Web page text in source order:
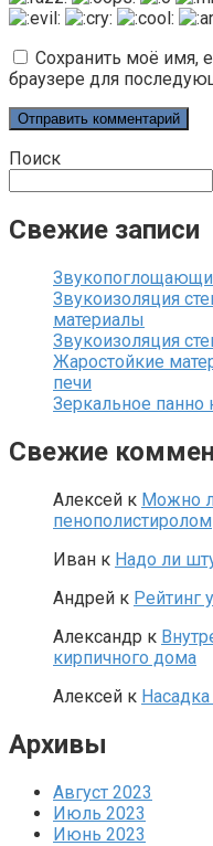
Сохранить моё имя,
браузере для
Поиск
Свежие записи
Звукоизоляция
материалы
Звукоизоляция
Жаростойкие
печи
Зеркальное панно
Свежие
Алексей к Можно
пенополистиролом
Иван к Надо ли
Андрей к Рейтинг
Александр к
кирпичного дома
Алексей к
Архивы
Август 2023
Июль 2023
Июнь 2023